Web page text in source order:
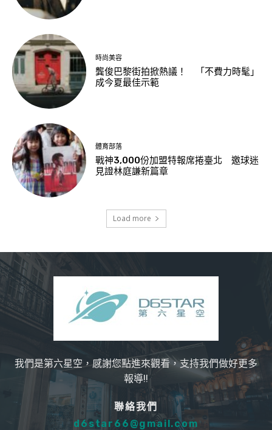
時尚美容
龔俊巴黎街拍掀熱議！ 「不費力時髦」
成今夏最佳示範
體育部落
戰神3,000份加盟特報席捲臺北 邀球迷
見證林庭謙新篇章
Load more
我們是第六星空，感謝您點進來觀看，支持我們做好更多
報導!!
聯絡我們
d6star66@gmail.com